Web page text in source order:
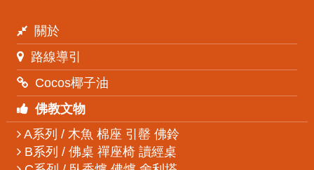
關於
路線導引
Cocos椰子油
佛教文物
A系列 / 木魚 棉座 引罄 佛鈴
B系列 / 佛桌 禪座椅 讀經桌